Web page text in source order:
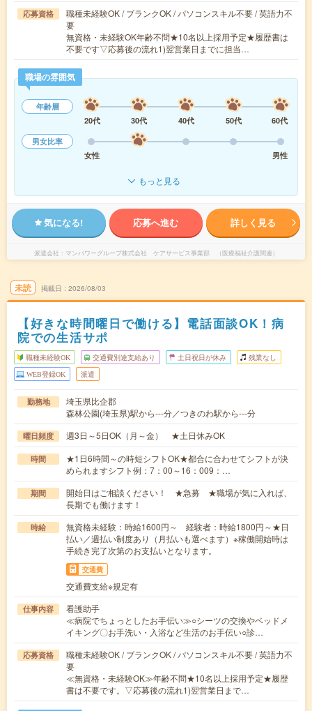
応募資格
職種未経験OK / ブランクOK / パソコンスキル不要 / 英語力不
要
無資格・未経験OK年齢不問★10名以上採用予定★履歴書は
不要です▽応募後の流れ1)翌営業日までに担当…
職場の雰囲気
年齢層
20代
30代 40代 50代
60代
男女比率
女性
男性
もっと見る
気になる! 応募へ進む 詳しく見る
派遣会社 マンパワーグループ株式会社 ケアサービス事業部 （医療福祉介護関連）
未読 掲載日 2026/08/03
【好きな時間曜日で働ける】電話面談OK！病
院での生活サポ
職種未経験OK 交通費別途支給あり 土日祝日が休み 残業なし
WEB登録OK 派遣
勤務地
埼玉県比企郡
森林公園(埼玉県)駅から---分／つきのわ駅から---分
曜日頻度 週3日～5日OK（月～金） ★土日休みOK
時間
★1日6時間～の時短シフトOK★都合に合わせてシフトが決
められますシフト例：7：00～16：009：…
期間
開始日はご相談ください！ ★急募 ★職場が気に入れば、
長期でも働けます！
時給
無資格未経験：時給1600円～ 経験者：時給1800円～★日
払い／週払い制度あり（月払いも選べます）※稼働開始時は
手続き完了次第のお支払いとなります。
交通費
交通費支給※規定有
仕事内容
看護助手
≪病院でちょっとしたお手伝い≫○シーツの交換やベッドメ
イキング〇お手洗い・入浴など生活のお手伝い○診…
応募資格
職種未経験OK / ブランクOK / パソコンスキル不要 / 英語力不
要
≪無資格・未経験OK≫年齢不問★10名以上採用予定★履歴
書は不要です。▽応募後の流れ1)翌営業日まで…